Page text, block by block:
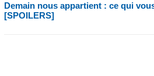
Demain nous appartient : ce qui
[SPOILERS]